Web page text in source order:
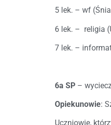
5 lek. – wf
6 lek. – religia
7 lek. –
6a SP –
Opiekunowie:
Uczniowie,